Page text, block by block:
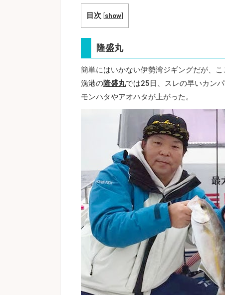
目次 [show]
隆盛丸
簡単にはいかない伊勢湾ジギングだが、
漁港の隆盛丸では25日、スレの早いカン
モンハタやアオハタが上がった。